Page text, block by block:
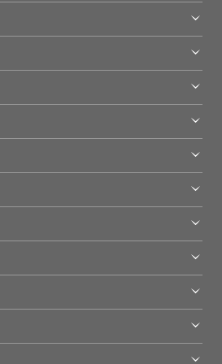
ペース青山